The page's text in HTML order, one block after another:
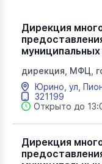
Дирекция
муниципальных
дирекция, МФЦ,
услуги, мои
Юрино, ул,
321199
Открыто до
Дирекция